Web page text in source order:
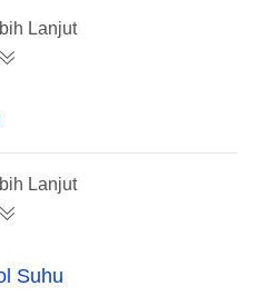
Lanjut
Lanjut
Suhu